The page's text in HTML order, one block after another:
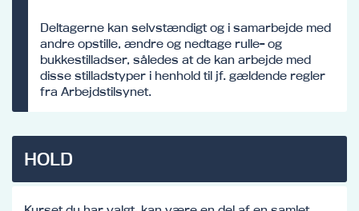
Deltagerne kan selvstændigt og i samarbejde med
andre opstille, ændre og nedtage rulle- og
bukkestilladser, således at de kan arbejde med
disse stilladstyper i henhold til jf. gældende regler
fra Arbejdstilsynet.
HOLD